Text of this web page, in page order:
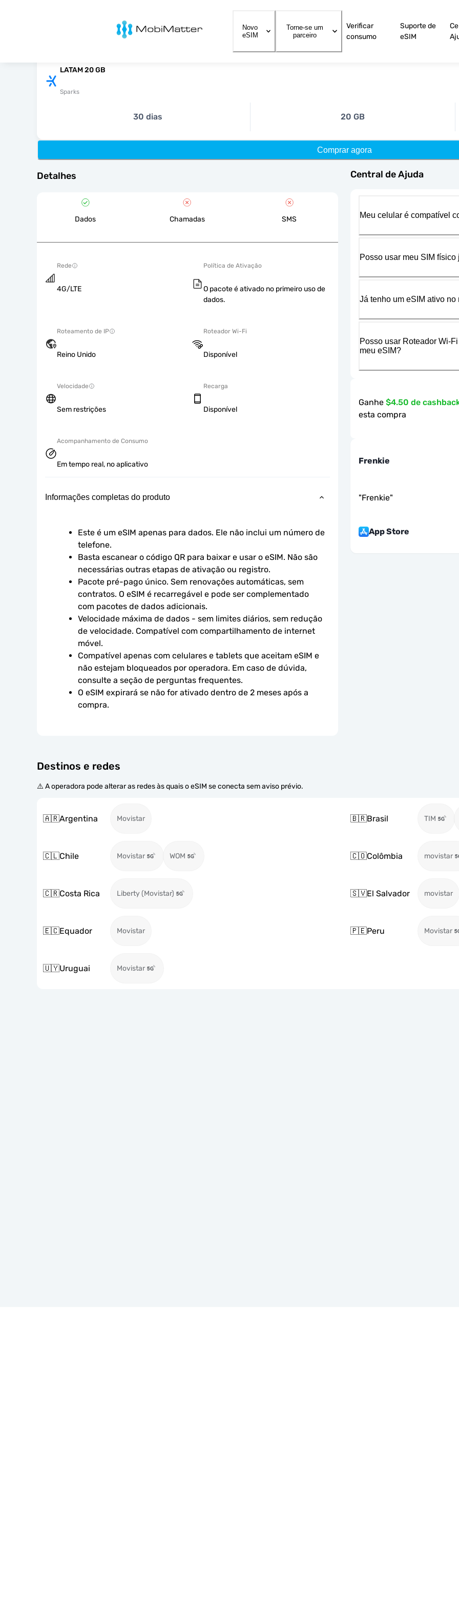
MobiMatter
Novo
eSIM
Torne-se um
parceiro
Verificar
consumo
Suporte de
eSIM
LATAM 20 GB
Sparks
30 dias 20 GB
Comprar agora
Detalhes
Dados Chamadas SMS
Rede
4G/LTE
Política de Ativação
O pacote é ativado no primeiro uso de
dados.
Roteamento de IP
Reino Unido
Roteador Wi-Fi
Disponível
Velocidade
Sem restrições
Recarga
Disponível
Acompanhamento de Consumo
Em tempo real, no aplicativo
Informações completas do produto
Este é um eSIM apenas para dados. Ele não inclui um número de
telefone.
Basta escanear o código QR para baixar e usar o eSIM. Não são
necessárias outras etapas de ativação ou registro.
Pacote pré-pago único. Sem renovações automáticas, sem
contratos. O eSIM é recarregável e pode ser complementado
com pacotes de dados adicionais.
Velocidade máxima de dados - sem limites diários, sem redução
de velocidade. Compatível com compartilhamento de internet
móvel.
Compatível apenas com celulares e tablets que aceitam eSIM e
não estejam bloqueados por operadora. Em caso de dúvida,
consulte a seção de perguntas frequentes.
O eSIM expirará se não for ativado dentro de 2 meses após a
compra.
Destinos e redes
⚠️ A operadora pode alterar as redes às quais o eSIM se conecta sem aviso prévio.
🇦🇷Argentina Movistar 🇧🇷Brasil TIM
🇨🇱Chile Movistar WOM 🇨🇴Colômbia movistar
🇨🇷Costa Rica Liberty (Movistar) 🇸🇻El Salvador movistar
🇪🇨Equador Movistar 🇵🇪Peru Movistar
🇺🇾Uruguai Movistar
Central de Ajuda
Meu celular é compatível
Posso usar meu SIM
Já tenho um eSIM ativo
Posso usar Roteador Wi-
meu eSIM?
Ganhe $4.50 de
esta compra
Frenkie
"Frenkie"
App Store